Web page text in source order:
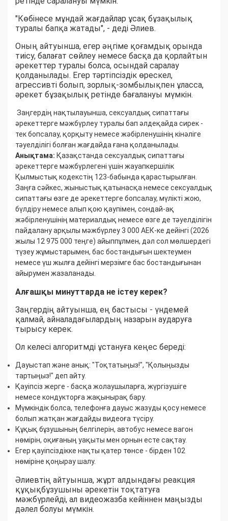
"Көбінесе мұндай жағдайлар ұсақ бұзақылық
туралы бапқа жатады", - деді Әлиев.
Оның айтуынша, егер әңгіме қоғамдық орында
тиісу, балағат сөйлеу немесе басқа да қорлайтын
әрекеттер туралы болса, осындай саралау
қолданылады. Егер тәртіпсіздік өрескел,
агрессивті болып, зорлық-зомбылықпен ұласса,
әрекет бұзақылық ретінде бағалануы мүмкін.
Заңгердің нақтылауынша, сексуалдық сипаттағы
әрекеттерге мәжбүрлеу туралы бап әлдеқайда сирек -
тек бопсалау, қорқыту немесе жәбірленушінің кінәліге
тәуелділігі болған жағдайда ғана қолданылады.
Анықтама: Қазақстанда сексуалдық сипаттағы
әрекеттерге мәжбүрлегені үшін жауапкершілік
Қылмыстық кодекстің 123-бабында қарастырылған.
Заңға сәйкес, жыныстық қатынасқа немесе сексуалдық
сипаттағы өзге де әрекеттерге бопсалау, мүлікті жою,
бүлдіру немесе алып қою қаупімен, сондай-ақ
жәбірленушінің материалдық немесе өзге де тәуелділігін
пайдалану арқылы мәжбүрлеу 3 000 АЕК-ке дейінгі (2026
жылы 12 975 000 теңге) айыппұлмен, дәл сол мөлшердегі
түзеу жұмыстарымен, бас бостандығын шектеумен
немесе үш жылға дейінгі мерзімге бас бостандығынан
айырумен жазаланады.
Алғашқы минуттарда не істеу керек?
Заңгердің айтуынша, ең бастысы - үндемей
қалмай, айналадағылардың назарын аударуға
тырысу керек.
Ол келесі алгоритмді ұстануға кеңес береді:
Дауыстап және анық: "Тоқтатыңыз!", "Қолыңызды
тартыңыз!" деп айту.
Қауіпсіз жерге - басқа жолаушыларға, жүргізушіге
немесе кондукторға жақынырақ бару.
Мүмкіндік болса, телефонға дауыс жазуды қосу немесе
болып жатқан жағдайды видеоға түсіру.
Құқық бұзушының белгілерін, автобус немесе вагон
нөмірін, оқиғаның уақыты мен орнын есте сақтау.
Егер қауіпсіздікке нақты қатер төнсе - бірден 102
нөміріне қоңырау шалу.
Әлиевтің айтуынша, жұрт алдындағы реакция
құқықбұзушыны әрекетін тоқтатуға
мәжбүрлейді, ал видеожазба кейіннен маңызды
дәлел болуы мүмкін.